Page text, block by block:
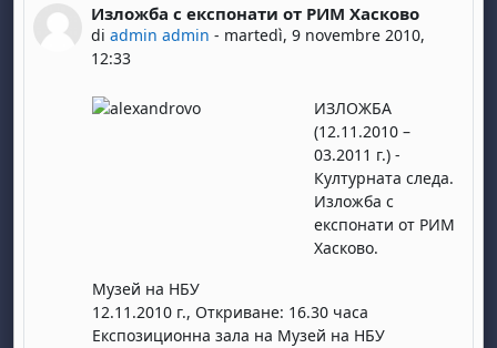
Изложба с експонати от РИМ Хасково
diadmin admin - martedì, 9 novembre 2010,
12:33
Numero di risposte: 0
ИЗЛОЖБА
(12.11.2010 –
03.2011 г.) -
Културната следа.
Изложба с
експонати от РИМ
Хасково.
Музей на НБУ
12.11.2010 г., Откриване: 16.30 часа
Експозиционна зала на Музей на НБУ